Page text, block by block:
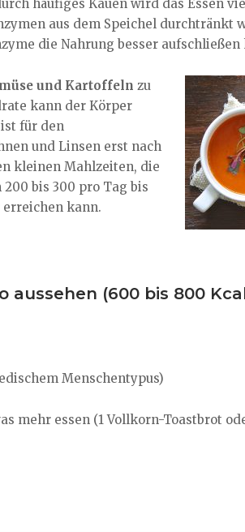
häufiges Kauen wird das Essen
aus dem Speichel durchtränkt
die Nahrung besser aufschließen
und Kartoffeln zu
kann der Körper
für den
und Linsen erst nach
kleinen Mahlzeiten, die
bis 300 pro Tag bis
kann.
(600 bis 800
Menschentypus)
mehr essen (1 Vollkorn-Toastbrot